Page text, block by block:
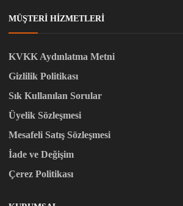
MÜŞTERI HIZMETLERI
KVKK Aydınlatma Metni
Gizlilik Politikası
Sık Kullanılan Sorular
Üyelik Sözleşmesi
Mesafeli Satış Sözleşmesi
İade ve Değişim
Çerez Politikası